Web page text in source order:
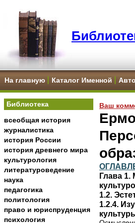
На главную Каталог Именной
Библиотека
всеобщая история
журналистика
история России
история древнего мира
культурология
литературоведение
наука
педагогика
политология
право и юриспруденция
психология
Ваш
Глава
1.2.
1.2.4.